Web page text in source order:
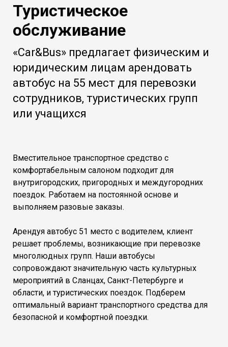
Туристическое
обслуживание
«Car&Bus» предлагает физическим и
юридическим лицам арендовать
автобус на 55 мест для перевозки
сотрудников, туристических групп
или учащихся
Вместительное транспортное средство с
комфортабельным салоном подходит для
внутригородских, пригородных и междугородних
поездок. Работаем на постоянной основе и
выполняем разовые заказы.
Арендуя автобус 51 место с водителем, клиент
решает проблемы, возникающие при перевозке
многолюдных групп. Наши автобусы
сопровождают значительную часть культурных
мероприятий в Сланцах, Санкт-Петербурге и
области, и туристических поездок. Подберем
оптимальный вариант транспортного средства для
безопасной и комфортной поездки.